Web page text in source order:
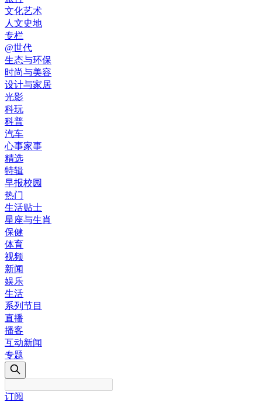
文化艺术
人文史地
专栏
@世代
生态与环保
时尚与美容
设计与家居
光影
科玩
科普
汽车
心事家事
精选
特辑
早报校园
热门
生活贴士
星座与生肖
保健
体育
视频
新闻
娱乐
生活
系列节目
直播
播客
互动新闻
专题
订阅